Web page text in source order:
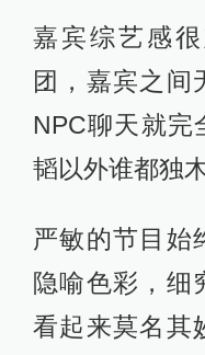
嘉宾综艺感
团，嘉宾之间
NPC聊天就完
韬以外谁都独
严敏的节目始
隐喻色彩，细
看起来莫名其